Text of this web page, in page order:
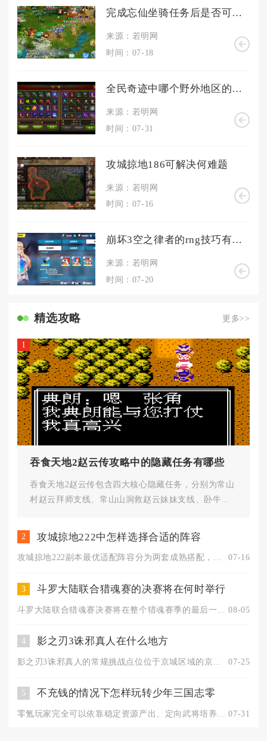
完成忘仙坐骑任务后是否可以获得其他特殊奖励
来源：若明网
时间：07-18
全民奇迹中哪个野外地区的经验最为丰厚
来源：若明网
时间：07-31
攻城掠地186可解决何难题
来源：若明网
时间：07-16
崩坏3空之律者的rng技巧有哪些
来源：若明网
时间：07-20
精选攻略 更多>>
1
吞食天地2赵云传攻略中的隐藏任务有哪些
吞食天地2赵云传包含四大核心隐藏任务，分别为常山
村赵云拜师支线、常山山洞救赵云妹妹支线、卧牛镇
2 攻城掠地222中怎样选择合适的阵容
攻城掠地222副本最优适配阵容分为两套成熟搭配，硬件充足时选... 07-16
3 斗罗大陆联合猎魂赛的决赛将在何时举行
08-05
4 影之刃3诛邪真人在什么地方
07-25
5 不充钱的情况下怎样玩转少年三国志零
07-31